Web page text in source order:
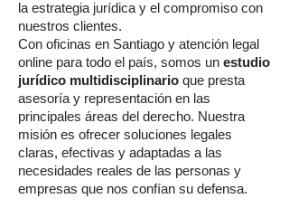
la estrategia jurídica y el compromiso con
nuestros clientes.
Con oficinas en Santiago y atención legal
online para todo el país, somos un estudio
jurídico multidisciplinario que presta
asesoría y representación en las
principales áreas del derecho. Nuestra
misión es ofrecer soluciones legales
claras, efectivas y adaptadas a las
necesidades reales de las personas y
empresas que nos confían su defensa.